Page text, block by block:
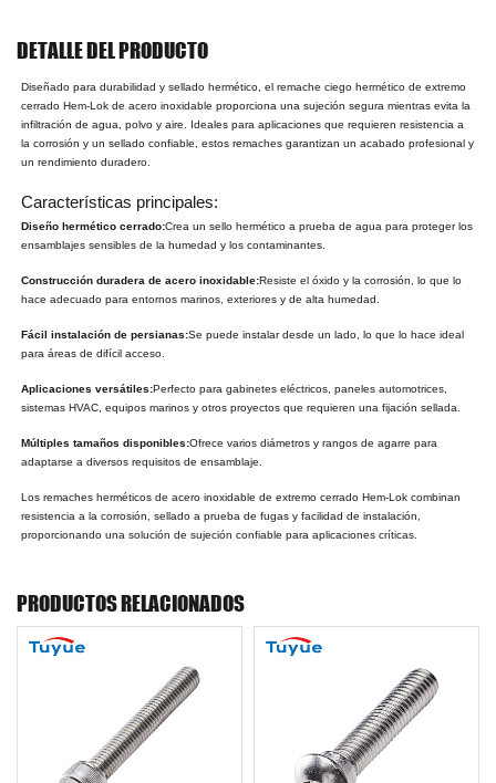
DETALLE DEL PRODUCTO
Diseñado para durabilidad y sellado hermético, el remache ciego hermético de extremo
cerrado Hem-Lok de acero inoxidable proporciona una sujeción segura mientras evita la
infiltración de agua, polvo y aire. Ideales para aplicaciones que requieren resistencia a
la corrosión y un sellado confiable, estos remaches garantizan un acabado profesional y
un rendimiento duradero.
Características principales:
Diseño hermético cerrado:Crea un sello hermético a prueba de agua para proteger los
ensamblajes sensibles de la humedad y los contaminantes.
Construcción duradera de acero inoxidable:Resiste el óxido y la corrosión, lo que lo
hace adecuado para entornos marinos, exteriores y de alta humedad.
Fácil instalación de persianas:Se puede instalar desde un lado, lo que lo hace ideal
para áreas de difícil acceso.
Aplicaciones versátiles:Perfecto para gabinetes eléctricos, paneles automotrices,
sistemas HVAC, equipos marinos y otros proyectos que requieren una fijación sellada.
Múltiples tamaños disponibles:Ofrece varios diámetros y rangos de agarre para
adaptarse a diversos requisitos de ensamblaje.
Los remaches herméticos de acero inoxidable de extremo cerrado Hem-Lok combinan
resistencia a la corrosión, sellado a prueba de fugas y facilidad de instalación,
proporcionando una solución de sujeción confiable para aplicaciones críticas.
PRODUCTOS RELACIONADOS